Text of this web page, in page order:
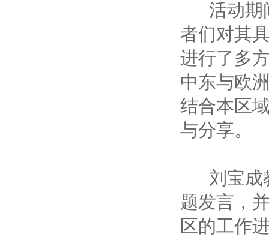
活动期
者们对其
进行了多
中东与欧
结合本区
与分享。
刘宝成
题发言，
区的工作